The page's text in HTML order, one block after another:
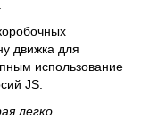
движка для
использование
JS.
легко